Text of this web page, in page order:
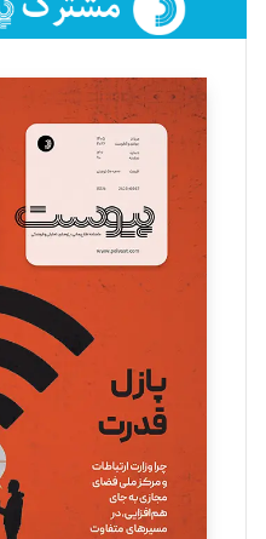
فائزه فتحی رستمی
تحریریه
سروش کرمیان
تحریریه
مینا پاکدل
یسنا امان‌پور
تحریریه
ملینا جعفری
تحریریه